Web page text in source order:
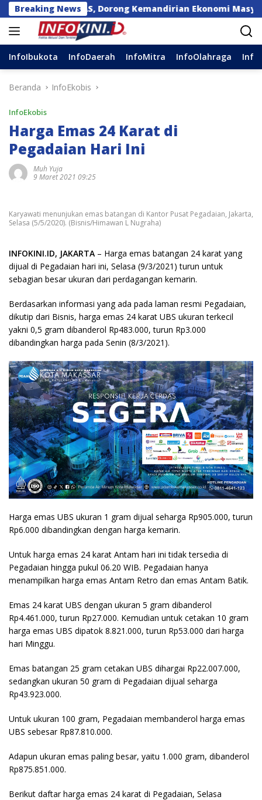
Langsung
ke
konten
Breaking News
EMAS, Dorong Kemandirian Ekonomi Masyarakat
InfoIbukota InfoDaerah InfoMitra InfoOlahraga
Beranda InfoEkobis
InfoEkobis
Harga Emas 24 Karat di
Pegadaian Hari Ini
Muh Yuja
9 Maret 2021 09:25
Karyawati menunjukan emas batangan di Kantor Pusat Pegadaian, Jakarta,
Selasa (5/5/2020). (Bisnis/Himawan L Nugraha)
INFOKINI.ID, JAKARTA – Harga emas batangan 24 karat yang
dijual di Pegadaian hari ini, Selasa (9/3/2021) turun untuk
sebagian besar ukuran dari perdagangan kemarin.
Berdasarkan informasi yang ada pada laman resmi Pegadaian,
dikutip dari Bisnis, harga emas 24 karat UBS ukuran terkecil
yakni 0,5 gram dibanderol Rp483.000, turun Rp3.000
dibandingkan harga pada Senin (8/3/2021).
Harga emas UBS ukuran 1 gram dijual seharga Rp905.000, turun
Rp6.000 dibandingkan dengan harga kemarin.
Untuk harga emas 24 karat Antam hari ini tidak tersedia di
Pegadaian hingga pukul 06.20 WIB. Pegadaian hanya
menampilkan harga emas Antam Retro dan emas Antam Batik.
Emas 24 karat UBS dengan ukuran 5 gram dibanderol
Rp4.461.000, turun Rp27.000. Kemudian untuk cetakan 10 gram
harga emas UBS dipatok 8.821.000, turun Rp53.000 dari harga
hari Minggu.
Emas batangan 25 gram cetakan UBS dihargai Rp22.007.000,
sedangkan ukuran 50 gram di Pegadaian dijual seharga
Rp43.923.000.
Untuk ukuran 100 gram, Pegadaian membanderol harga emas
UBS sebesar Rp87.810.000.
Adapun ukuran emas paling besar, yaitu 1.000 gram, dibanderol
Rp875.851.000.
Berikut daftar harga emas 24 karat di Pegadaian, Selasa